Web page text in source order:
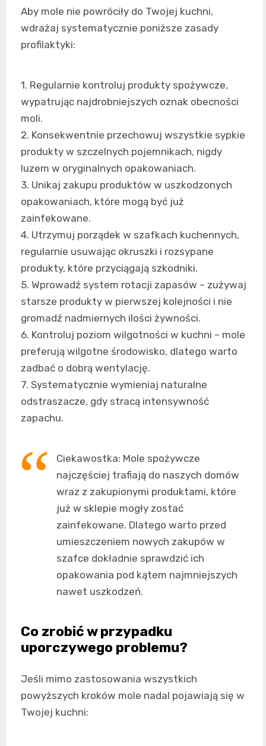
Aby mole nie powróciły do Twojej kuchni,
wdrażaj systematycznie poniższe zasady
profilaktyki:
1. Regularnie kontroluj produkty spożywcze,
wypatrując najdrobniejszych oznak obecności
moli.
2. Konsekwentnie przechowuj wszystkie sypkie
produkty w szczelnych pojemnikach, nigdy
luzem w oryginalnych opakowaniach.
3. Unikaj zakupu produktów w uszkodzonych
opakowaniach, które mogą być już
zainfekowane.
4. Utrzymuj porządek w szafkach kuchennych,
regularnie usuwając okruszki i rozsypane
produkty, które przyciągają szkodniki.
5. Wprowadź system rotacji zapasów – zużywaj
starsze produkty w pierwszej kolejności i nie
gromadź nadmiernych ilości żywności.
6. Kontroluj poziom wilgotności w kuchni – mole
preferują wilgotne środowisko, dlatego warto
zadbać o dobrą wentylację.
7. Systematycznie wymieniaj naturalne
odstraszacze, gdy stracą intensywność
zapachu.
Ciekawostka: Mole spożywcze
najczęściej trafiają do naszych domów
wraz z zakupionymi produktami, które
już w sklepie mogły zostać
zainfekowane. Dlatego warto przed
umieszczeniem nowych zakupów w
szafce dokładnie sprawdzić ich
opakowania pod kątem najmniejszych
nawet uszkodzeń.
Co zrobić w przypadku
uporczywego problemu?
Jeśli mimo zastosowania wszystkich
powyższych kroków mole nadal pojawiają się w
Twojej kuchni: